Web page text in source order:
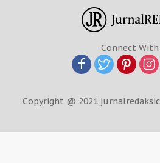
Connect With
Copyright @ 2021